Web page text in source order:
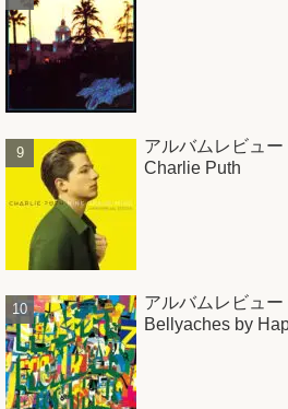
アルバムレビュ
Charlie Puth
アルバムレビュ
Bellyaches by